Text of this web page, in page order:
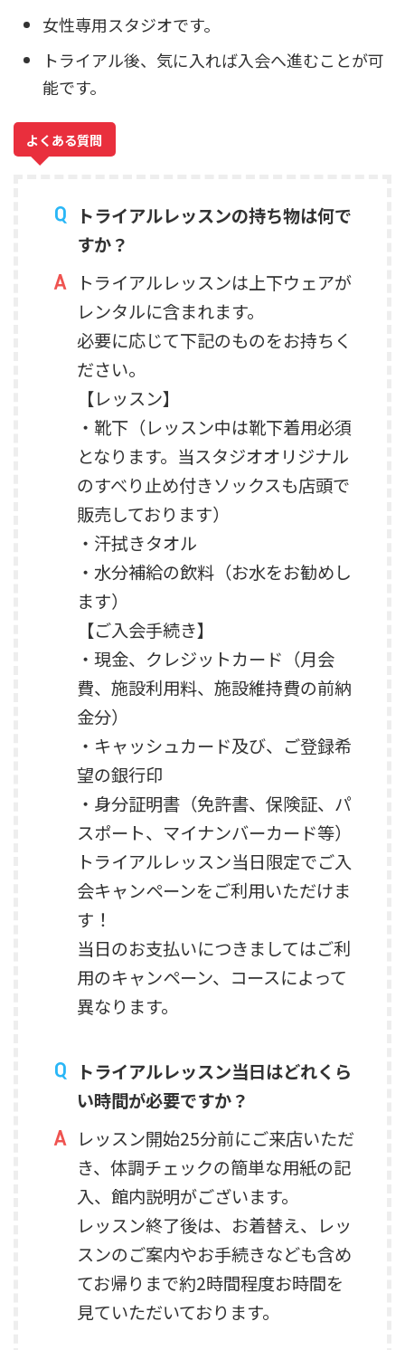
女性専用スタジオです。
トライアル後、気に入れば入会へ進むことが可
能です。
よくある質問
トライアルレッスンの持ち物は何で
すか？
トライアルレッスンは上下ウェアが
レンタルに含まれます。
必要に応じて下記のものをお持ちく
ださい。
【レッスン】
・靴下（レッスン中は靴下着用必須
となります。当スタジオオリジナル
のすべり止め付きソックスも店頭で
販売しております）
・汗拭きタオル
・水分補給の飲料（お水をお勧めし
ます）
【ご入会手続き】
・現金、クレジットカード（月会
費、施設利用料、施設維持費の前納
金分）
・キャッシュカード及び、ご登録希
望の銀行印
・身分証明書（免許書、保険証、パ
スポート、マイナンバーカード等）
トライアルレッスン当日限定でご入
会キャンペーンをご利用いただけま
す！
当日のお支払いにつきましてはご利
用のキャンペーン、コースによって
異なります。
トライアルレッスン当日はどれくら
い時間が必要ですか？
レッスン開始25分前にご来店いただ
き、体調チェックの簡単な用紙の記
入、館内説明がございます。
レッスン終了後は、お着替え、レッ
スンのご案内やお手続きなども含め
てお帰りまで約2時間程度お時間を
見ていただいております。